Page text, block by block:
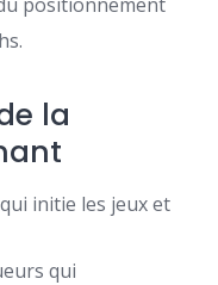
la
initie les jeux et
qui